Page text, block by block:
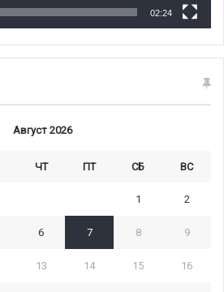
02:24
Август 2026
ЧТ ПТ СБ ВС
1 2
6 7 8 9
13 14 15 16